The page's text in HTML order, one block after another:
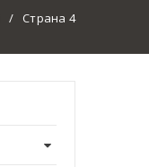
/ Страна 4